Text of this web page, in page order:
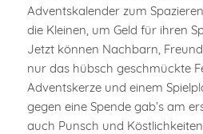
Adventskalender zum
die Kleinen, um Geld für ihren
Jetzt können Nachbarn,
nur das hübsch geschmückte
Adventskerze und einem
gegen eine Spende gab’s am
auch Punsch und